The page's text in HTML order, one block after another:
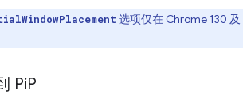
选项仅在 Chrome 130 及
PiP